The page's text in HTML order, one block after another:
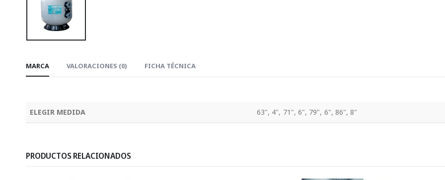
MARCA VALORACIONES (0) FICHA TÉCNICA
ELEGIR MEDIDA 63", 4", 71", 6", 79", 6", 86", 8"
PRODUCTOS RELACIONADOS